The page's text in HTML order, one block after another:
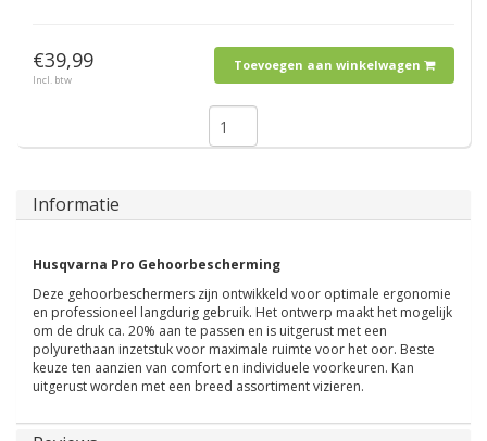
€39,99
Incl. btw
Toevoegen aan winkelwagen
Informatie
Husqvarna Pro Gehoorbescherming
Deze gehoorbeschermers zijn ontwikkeld voor optimale ergonomie
en professioneel langdurig gebruik. Het ontwerp maakt het mogelijk
om de druk ca. 20% aan te passen en is uitgerust met een
polyurethaan inzetstuk voor maximale ruimte voor het oor. Beste
keuze ten aanzien van comfort en individuele voorkeuren. Kan
uitgerust worden met een breed assortiment vizieren.